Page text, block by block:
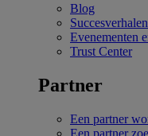
Blog
Succesverhalen
Evenementen
Trust Center
Partner
Een partner
Een partner